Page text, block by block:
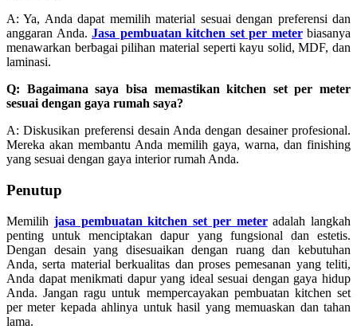
A: Ya, Anda dapat memilih material sesuai dengan preferensi dan
anggaran Anda. Jasa pembuatan kitchen set per meterbiasanya
menawarkan berbagai pilihan material seperti kayu solid, MDF, dan
laminasi.
Q: Bagaimana saya bisa memastikan kitchen set per meter
sesuai dengan gaya rumah saya?
A: Diskusikan preferensi desain Anda dengan desainer profesional.
Mereka akan membantu Anda memilih gaya, warna, dan finishing
yang sesuai dengan gaya interior rumah Anda.
Penutup
Memilih jasa pembuatan kitchen set per meteradalah langkah
penting untuk menciptakan dapur yang fungsional dan estetis.
Dengan desain yang disesuaikan dengan ruang dan kebutuhan
Anda, serta material berkualitas dan proses pemesanan yang teliti,
Anda dapat menikmati dapur yang ideal sesuai dengan gaya hidup
Anda. Jangan ragu untuk mempercayakan pembuatan kitchen set
per meter kepada ahlinya untuk hasil yang memuaskan dan tahan
lama.